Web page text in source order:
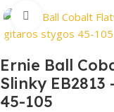
Spustelėkite,
Ernie Ball
Slinky
45-105